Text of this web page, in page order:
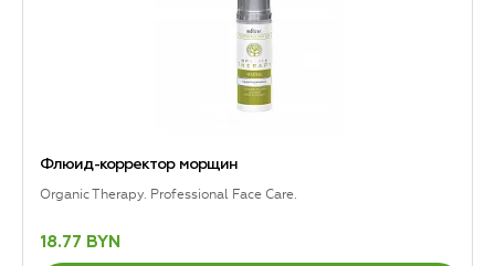
Флюид-корректор морщин
Organic Therapy. Professional Face Care.
18.77 BYN